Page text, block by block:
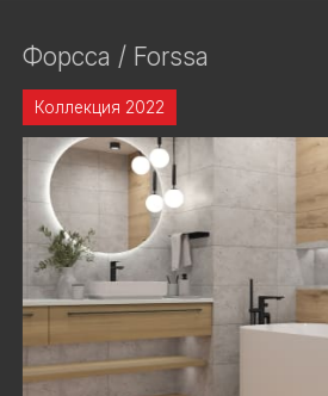
/ Forssa
Коллекция 2022